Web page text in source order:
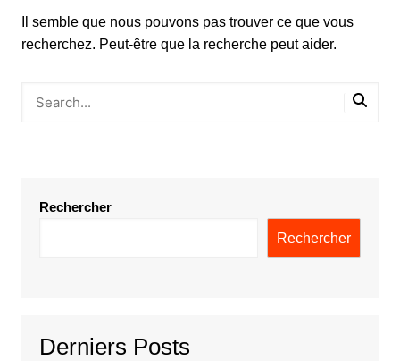
Il semble que nous pouvons pas trouver ce que vous
recherchez. Peut-être que la recherche peut aider.
Rechercher
Rechercher
Derniers Posts